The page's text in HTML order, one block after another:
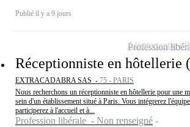
Publié il y a 9 jours
Réceptionniste en hôtellerie
EXTRACADABRA SAS - 75 - PARIS
Nous recherchons un réceptionniste en hôtellerie pour une
sein d'un établissement situé à Paris. Vous intégrerez
participerez à l'accueil et à...
Profession libérale - Non renseigné
Profession
Ajouter cette